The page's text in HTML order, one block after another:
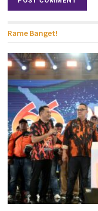
Rame Banget!